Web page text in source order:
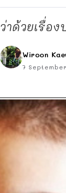
ว่าด้วยเรื่อ
Wiroon
7